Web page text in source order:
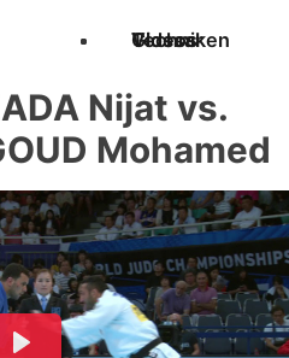
Techniken
Videos
Glossar
Nijat vs.
Mohamed